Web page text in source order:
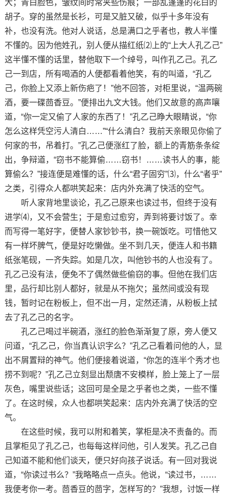
大；青白脸色，皱纹间时常夹些伤痕；一部乱蓬蓬的花白的
胡子。穿的虽然是长衫，可是又脏又破，似乎十多年没有
补，也没有洗。他对人说话，总是满口之乎者也，教人半懂
不懂的。因为他姓孔，别人便从描红纸⑵上的“上大人孔乙己”
这半懂不懂的话里，替他取下一个绰号，叫作孔乙己。孔乙
己一到店，所有喝酒的人便都看着他笑，有的叫道，“孔乙
己，你脸上又添上新伤疤了！”他不回答，对柜里说，“温两碗
酒，要一碟茴香豆。”便排出九文大钱。他们又故意的高声嚷
道，“你一定又偷了人家的东西了！”孔乙己睁大眼睛说，“你
怎么这样凭空污人清白……”“什么清白？我前天亲眼见你偷了
何家的书，吊着打。”孔乙己便涨红了脸，额上的青筋条条绽
出，争辩道，“窃书不能算偷……窃书！……读书人的事，能
算偷么？”接连便是难懂的话，什么“君子固穷”⑶，什么“者乎”
之类，引得众人都哄笑起来：店内外充满了快活的空气。
听人家背地里谈论，孔乙己原来也读过书，但终于没有
进学⑷，又不会营生；于是愈过愈穷，弄到将要讨饭了。幸
而写得一笔好字，便替人家钞钞书，换一碗饭吃。可惜他又
有一样坏脾气，便是好吃懒做。坐不到几天，便连人和书籍
纸张笔砚，一齐失踪。如是几次，叫他钞书的人也没有了。
孔乙己没有法，便免不了偶然做些偷窃的事。但他在我们店
里，品行却比别人都好，就是从不拖欠；虽然间或没有现
钱，暂时记在粉板上，但不出一月，定然还清，从粉板上拭
去了孔乙己的名字。
孔乙己喝过半碗酒，涨红的脸色渐渐复了原，旁人便又
问道，“孔乙己，你当真认识字么？”孔乙己看着问他的人，显
出不屑置辩的神气。他们便接着说道，“你怎的连半个秀才也
捞不到呢？”孔乙己立刻显出颓唐不安模样，脸上笼上了一层
灰色，嘴里说些话；这回可是全是之乎者也之类，一些不懂
了。在这时候，众人也都哄笑起来：店内外充满了快活的空
气。
在这些时候，我可以附和着笑，掌柜是决不责备的。而
且掌柜见了孔乙己，也每每这样问他，引人发笑。孔乙己自
己知道不能和他们谈天，便只好向孩子说话。有一回对我说
道，“你读过书么？”我略略点一点头。他说，“读过书，……
我便考你一考。茴香豆的茴字，怎样写的？”我想，讨饭一样